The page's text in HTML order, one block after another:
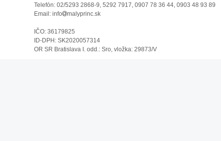
Telefón: 02/5293 2868-9, 5292 7917, 0907 78 36 44, 0903 48 93 89
Email: info
malyprinc.sk
IČO: 36179825
ID-DPH: SK2020057314
OR SR Bratislava I. odd.: Sro, vložka: 29873/V